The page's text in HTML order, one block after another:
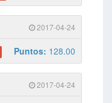
2017-04-24
Puntos: 128.00
2017-04-24